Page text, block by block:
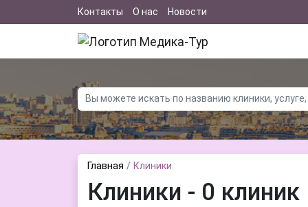
Контакты О нас Новости
Главная Клиники
Клиники - 0 клиник